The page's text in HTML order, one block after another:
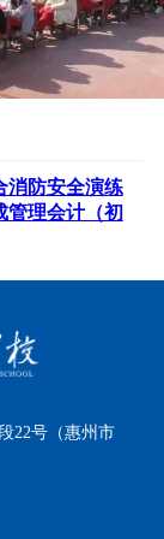
消防安全演练
管理会计（初
22号（惠州市